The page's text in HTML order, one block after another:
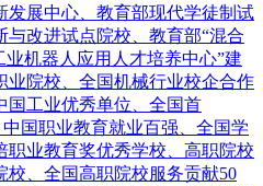
发展中心、教育部现代学徒制试
与改进试点院校、教育部“混合
机器人应用人才培养中心”建
业院校、全国机械行业校企合作
国工业优秀单位、全国首
国职业教育就业百强、全国学
业教育奖优秀学校、高职院校
校、全国高职院校服务贡献50